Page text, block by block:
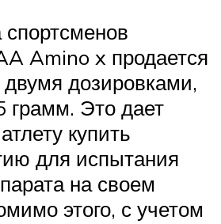
Amino x продается
двумя дозировками,
грамм. Это дает
купить
для испытания
на своем
этого, с учетом